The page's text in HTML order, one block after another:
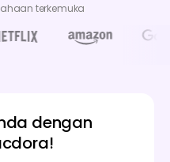
terkemuka
dengan